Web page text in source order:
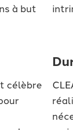
à but
célèbre